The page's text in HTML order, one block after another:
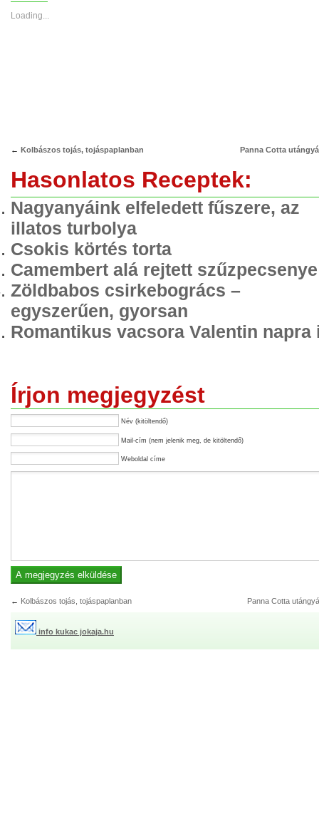
new
Loading...
← Kolbászos tojás, tojáspaplanban Panna Cotta
Hasonlatos Receptek:
Nagyanyáink elfeledett fűszere, az
illatos turbolya
Csokis körtés torta
Camembert alá rejtett szűzpecsenye
Zöldbabos csirkebogrács –
egyszerűen, gyorsan
Romantikus vacsora Valentin napra
Írjon megjegyzést
Név (kitöltendő)
Mail-cím (nem jelenik meg, de kitöltendő)
Weboldal címe
← Kolbászos tojás, tojáspaplanban Panna Cotta
info kukac jokaja.hu